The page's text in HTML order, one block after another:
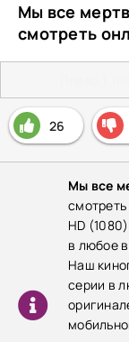
Мы все
смотреть
26
Мы все
HD
в любое
Наш
серии в